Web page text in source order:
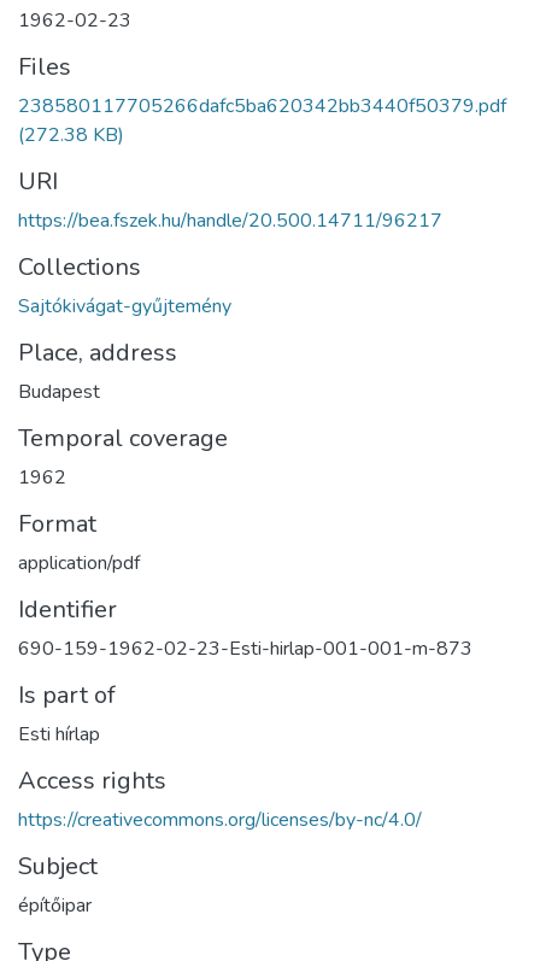
1962-02-23
Files
238580117705266dafc5ba620342bb3440f50379.pdf
(272.38 KB)
URI
https://bea.fszek.hu/handle/20.500.14711/96217
Collections
Sajtókivágat-gyűjtemény
Place, address
Budapest
Temporal coverage
1962
Format
application/pdf
Identifier
690-159-1962-02-23-Esti-hirlap-001-001-m-873
Is part of
Esti hírlap
Access rights
https://creativecommons.org/licenses/by-nc/4.0/
Subject
építőipar
Type